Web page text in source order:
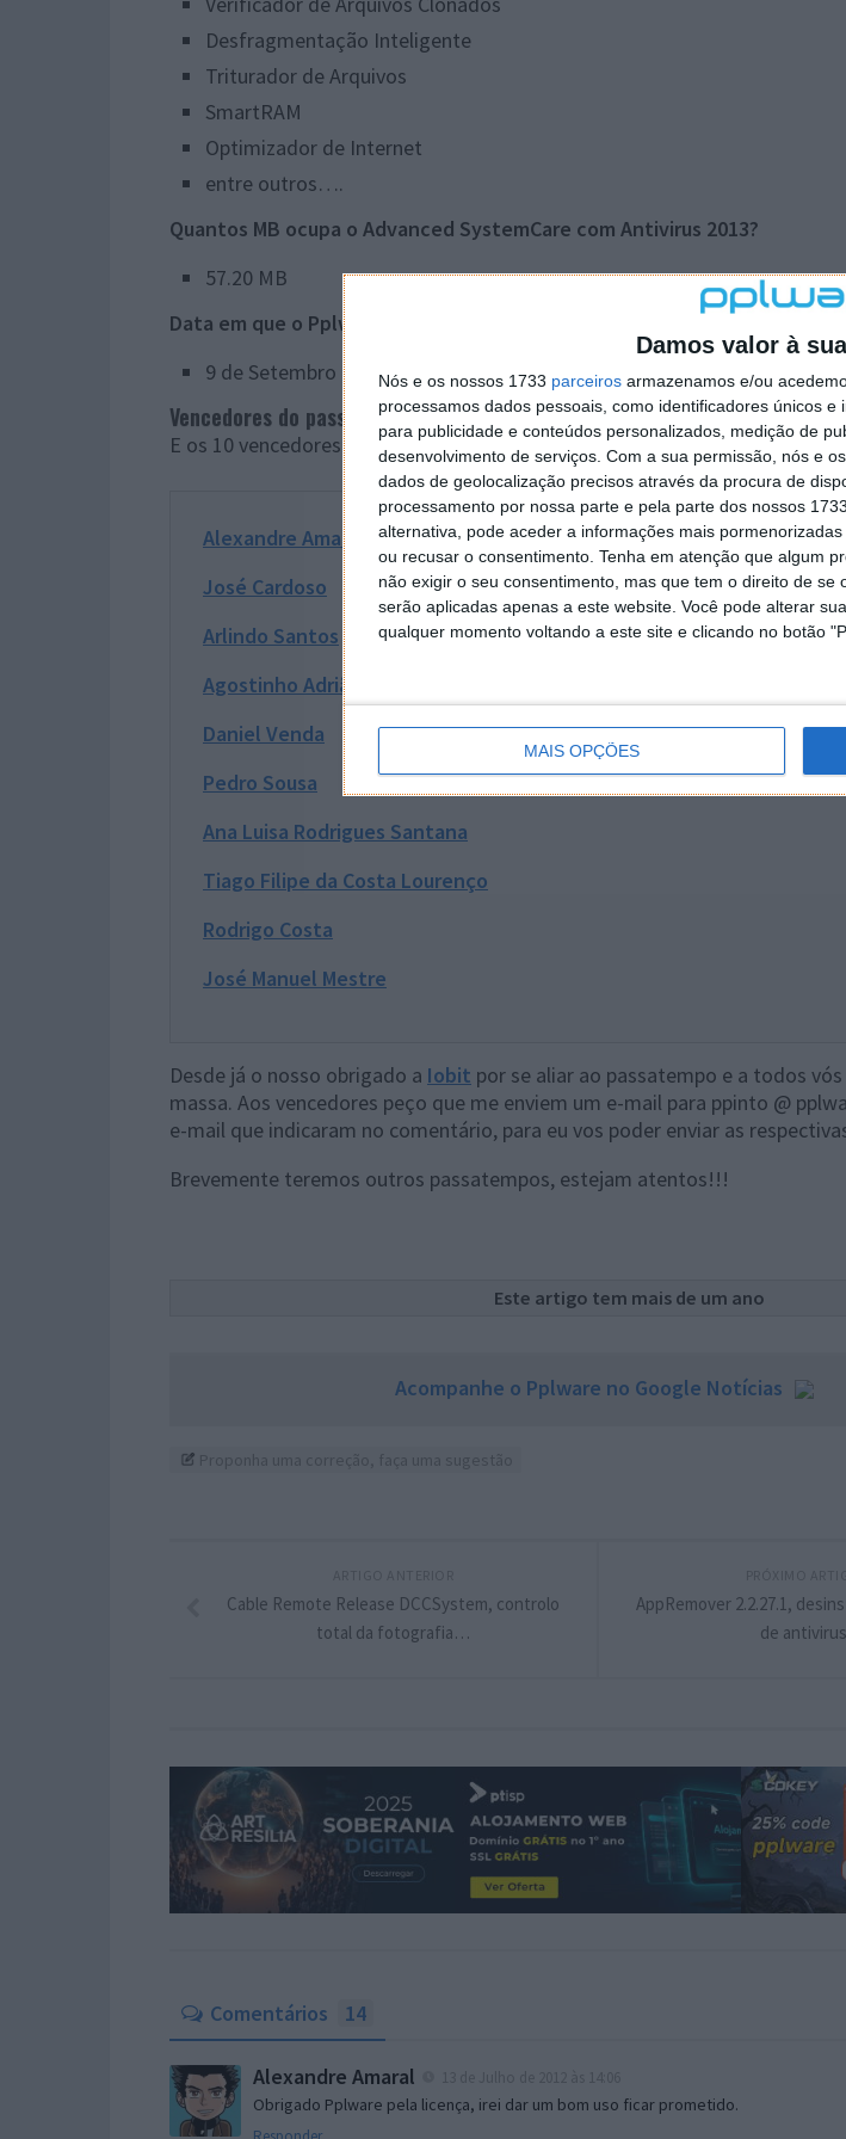
Damos valor à
Nós e os nossos 1733 parceiros armazenamos e/ou
processamos dados pessoais, como identificadores únicos
para publicidade e conteúdos personalizados, medição de
desenvolvimento de serviços. Com a sua permissão, nós e
dados de geolocalização precisos através da procura de
processamento por nossa parte e pela parte dos nossos
alternativa, pode aceder a informações mais
ou recusar o consentimento. Tenha em atenção que algum
não exigir o seu consentimento, mas que tem o direito de
serão aplicadas apenas a este website. Você pode alterar
qualquer momento voltando a este site e clicando no botão
MAIS OPÇÕES
Desfragmentação Inteligente
Triturador de Arquivos
SmartRAM
Optimizador de Internet
entre outros….
Quantos MB ocupa o Advanced SystemCare com Antivirus 2013?
57.20 MB
Data em que o Pplware aderiu ao Facebook (ver
9 de Setembro de 2010
Vencedores do passatempo
E os 10 vencedores do passatempo foram:
Alexandre Amaral
José Cardoso
Arlindo Santos
Agostinho Adrião Gonçalves Neves
Daniel Venda
Pedro Sousa
Ana Luisa Rodrigues Santana
Tiago Filipe da Costa Lourenço
Rodrigo Costa
José Manuel Mestre
Desde já o nosso obrigado a Iobit por se aliar ao passatempo e a todos
massa. Aos vencedores peço que me enviem um e-mail para ppinto @
e-mail que indicaram no comentário, para eu vos poder enviar as
Brevemente teremos outros passatempos, estejam atentos!!!
Este artigo tem mais de um ano
Acompanhe o Pplware no Google Notícias
AppRemover 2.2.27.1,
de antivirus
Cable Remote Release DCCSystem, controlo
total da fotografia…
Comentários 14
Alexandre Amaral
Obrigado Pplware pela licença, irei dar um bom uso ficar prometido.